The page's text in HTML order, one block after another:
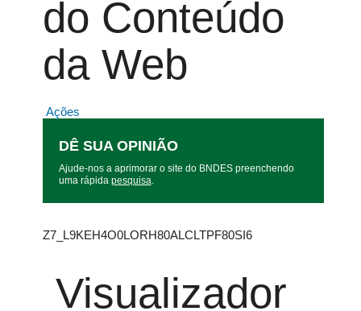
do Conteúdo
da Web
Ações
DÊ SUA OPINIÃO
Ajude-nos a aprimorar o site do BNDES preenchendo
uma rápida pesquisa.
Z7_L9KEH4O0LORH80ALCLTPF80SI6
Visualizador